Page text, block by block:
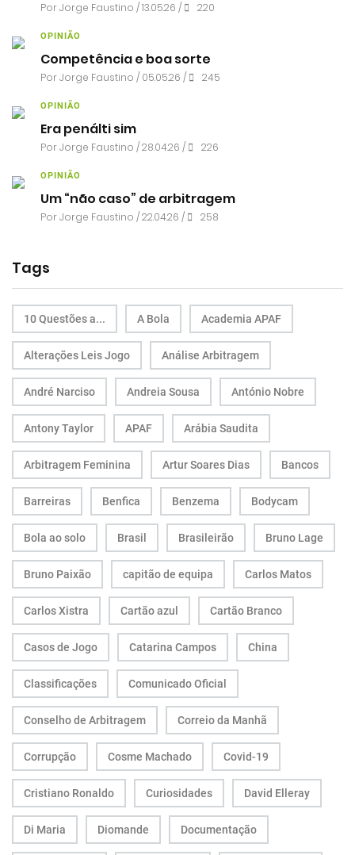
PorJorge Faustino / 13.05.26 / 220
OPINIÃO
Competência e boa sorte
PorJorge Faustino / 05.05.26 / 245
OPINIÃO
Era penálti sim
PorJorge Faustino / 28.04.26 / 226
OPINIÃO
Um “não caso” de arbitragem
PorJorge Faustino / 22.04.26 / 258
Tags
10 Questões a... A Bola Academia APAF
Alterações Leis Jogo Análise Arbitragem
André Narciso Andreia Sousa António Nobre
Antony Taylor APAF Arábia Saudita
Arbitragem Feminina Artur Soares Dias Bancos
Barreiras Benfica Benzema Bodycam
Bola ao solo Brasil Brasileirão Bruno Lage
Bruno Paixão capitão de equipa Carlos Matos
Carlos Xistra Cartão azul Cartão Branco
Casos de Jogo Catarina Campos China
Classificações Comunicado Oficial
Conselho de Arbitragem Correio da Manhã
Corrupção Cosme Machado Covid-19
Cristiano Ronaldo Curiosidades David Elleray
Di Maria Diomande Documentação